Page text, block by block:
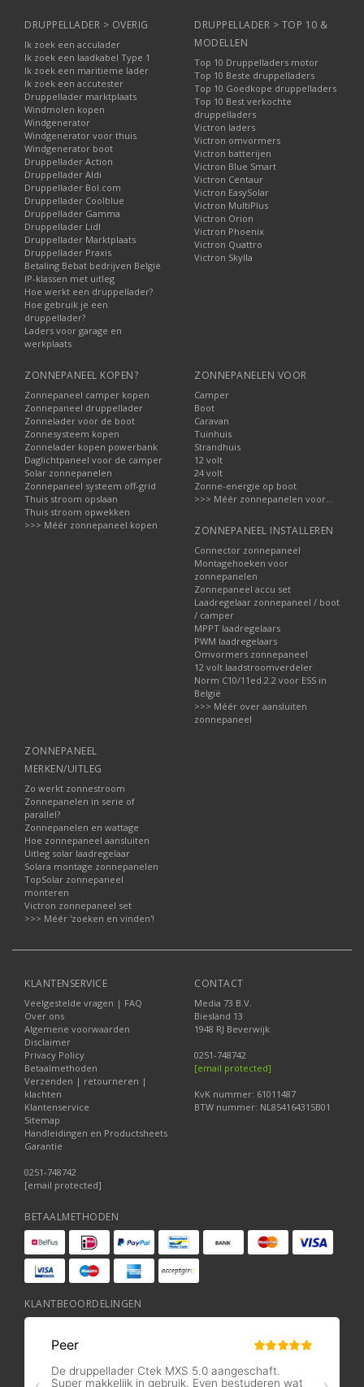
DRUPPELLADER > OVERIG
Ik zoek een acculader
Ik zoek een laadkabel Type 1
Ik zoek een maritieme lader
Ik zoek een accutester
Druppellader marktplaats
Windmolen kopen
Windgenerator
Windgenerator voor thuis
Windgenerator boot
Druppellader Action
Druppellader Aldi
Druppellader Bol.com
Druppellader Coolblue
Druppellader Gamma
Druppellader Lidl
Druppellader Marktplaats
Druppellader Praxis
Betaling Bebat bedrijven België
IP-klassen met uitleg
Hoe werkt een druppellader?
Hoe gebruik je een
druppellader?
Laders voor garage en
werkplaats
DRUPPELLADER > TOP 10 &
MODELLEN
Top 10 Druppelladers motor
Top 10 Beste druppelladers
Top 10 Goedkope druppelladers
Top 10 Best verkochte
druppelladers
Victron laders
Victron omvormers
Victron batterijen
Victron Blue Smart
Victron Centaur
Victron EasySolar
Victron MultiPlus
Victron Orion
Victron Phoenix
Victron Quattro
Victron Skylla
ZONNEPANEEL KOPEN?
Zonnepaneel camper kopen
Zonnepaneel druppellader
Zonnelader voor de boot
Zonnesysteem kopen
Zonnelader kopen powerbank
Daglichtpaneel voor de camper
Solar zonnepanelen
Zonnepaneel systeem off-grid
Thuis stroom opslaan
Thuis stroom opwekken
>>> Méér zonnepaneel kopen
ZONNEPANELEN VOOR
Camper
Boot
Caravan
Tuinhuis
Strandhuis
12 volt
24 volt
Zonne-energie op boot
>>> Méér zonnepanelen voor...
ZONNEPANEEL INSTALLEREN
Connector zonnepaneel
Montagehoeken voor
zonnepanelen
Zonnepaneel accu set
Laadregelaar zonnepaneel / boot
/ camper
MPPT laadregelaars
PWM laadregelaars
Omvormers zonnepaneel
12 volt laadstroomverdeler
Norm C10/11ed.2.2 voor ESS in
België
>>> Méér over aansluiten
zonnepaneel
ZONNEPANEEL
MERKEN/UITLEG
Zo werkt zonnestroom
Zonnepanelen in serie of
parallel?
Zonnepanelen en wattage
Hoe zonnepaneel aansluiten
Uitleg solar laadregelaar
Solara montage zonnepanelen
TopSolar zonnepaneel
monteren
Victron zonnepaneel set
>>> Méér 'zoeken en vinden'!
KLANTENSERVICE
Veelgestelde vragen | FAQ
Over ons
Algemene voorwaarden
Disclaimer
Privacy Policy
Betaalmethoden
Verzenden | retourneren |
klachten
Klantenservice
Sitemap
Handleidingen en Productsheets
Garantie
0251-748742
[email protected]
CONTACT
Media 73 B.V.
Biesland 13
1948 RJ Beverwijk
0251-748742
[email protected]
KvK nummer: 61011487
BTW nummer: NL854164315B01
BETAALMETHODEN
KLANTBEOORDELINGEN